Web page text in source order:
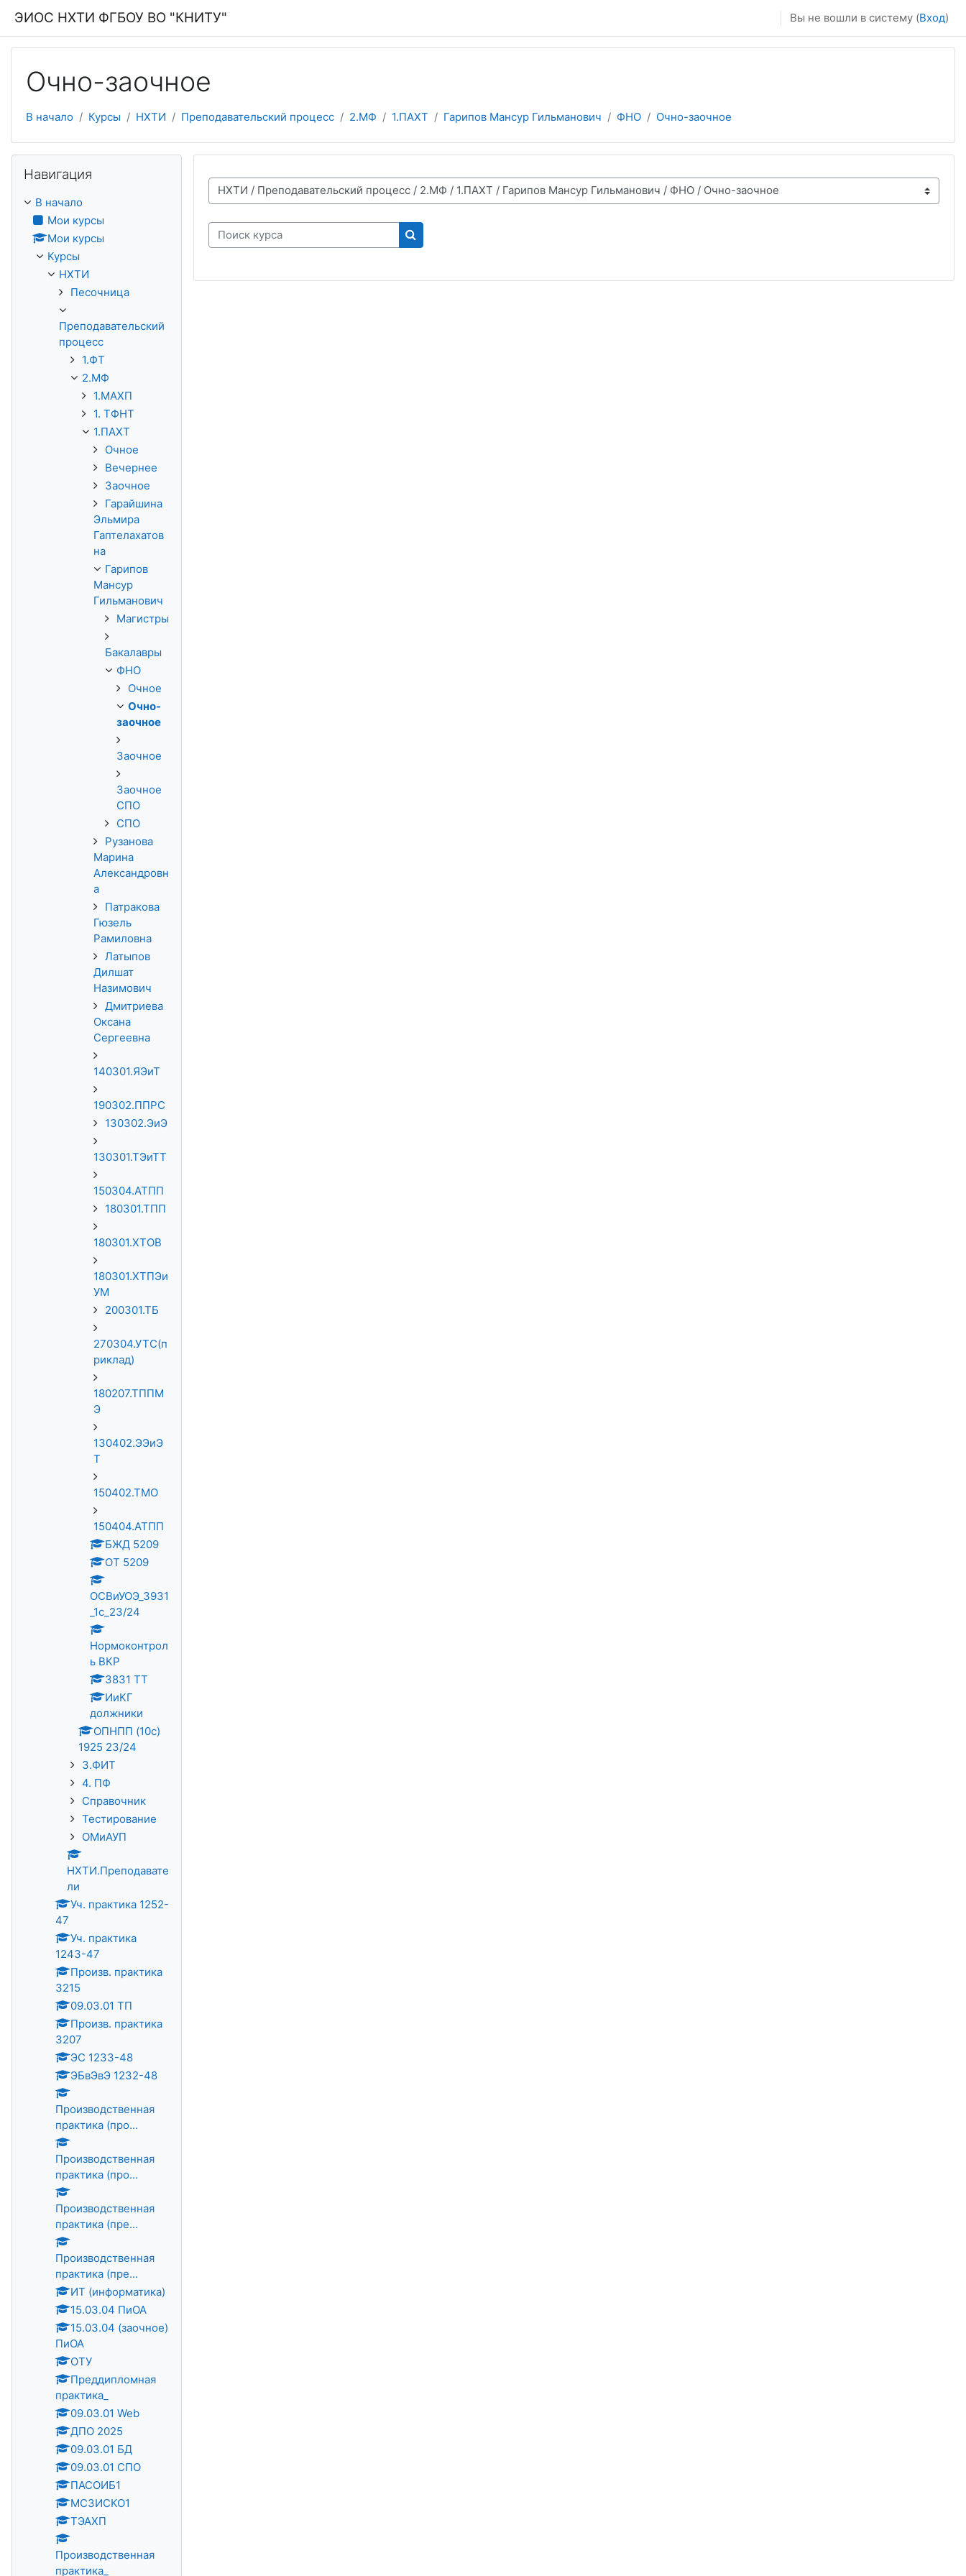
ЭИОС НХТИ ФГБОУ ВО "КНИТУ" Вы не вошли в систему (Вход)
Очно-заочное
В начало Курсы НХТИ Преподавательский процесс 2.МФ 1.ПАХТ Гарипов Мансур Гильманович ФНО Очно-заочное
Категории курсов
Поиск курса
Поиск курса
Навигация
В начало
Мои курсы
Мои курсы
Курсы
НХТИ
Песочница
Преподавательский
процесс
1.ФТ
2.МФ
1.МАХП
1. ТФНТ
1.ПАХТ
Очное
Вечернее
Заочное
Гарайшина
Эльмира
Гаптелахатов
на
Гарипов
Мансур
Гильманович
Магистры
Бакалавры
ФНО
Очное
Очно-
заочное
Заочное
Заочное
СПО
СПО
Рузанова
Марина
Александровн
а
Патракова
Гюзель
Рамиловна
Латыпов
Дилшат
Назимович
Дмитриева
Оксана
Сергеевна
140301.ЯЭиТ
190302.ППРС
130302.ЭиЭ
130301.ТЭиТТ
150304.АТПП
180301.ТПП
180301.ХТОВ
180301.ХТПЭи
УМ
200301.ТБ
270304.УТС(п
риклад)
180207.ТППМ
Э
130402.ЭЭиЭ
Т
150402.ТМО
150404.АТПП
БЖД 5209
ОТ 5209
ОСВиУОЭ_3931
_1с_23/24
Нормоконтрол
ь ВКР
3831 ТТ
ИиКГ
должники
ОПНПП (10с)
1925 23/24
3.ФИТ
4. ПФ
Справочник
Тестирование
ОМиАУП
НХТИ.Преподавате
ли
Уч. практика 1252-
47
Уч. практика
1243-47
Произв. практика
3215
09.03.01 ТП
Произв. практика
3207
ЭС 1233-48
ЭБвЭвЭ 1232-48
Производственная
практика (про...
Производственная
практика (про...
Производственная
практика (пре...
Производственная
практика (пре...
ИТ (информатика)
15.03.04 ПиОА
15.03.04 (заочное)
ПиОА
ОТУ
Преддипломная
практика_
09.03.01 Web
ДПО 2025
09.03.01 БД
09.03.01 СПО
ПАСОИБ1
МСЗИСКО1
ТЭАХП
Производственная
практика_